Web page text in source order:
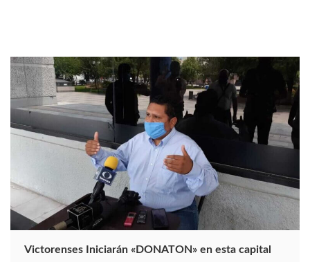
Victorenses Iniciarán «DONATON» en esta capital